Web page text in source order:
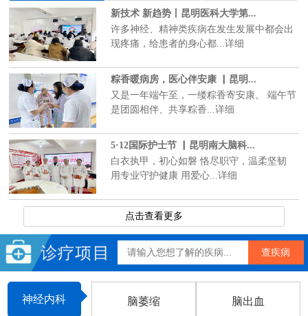
新技术 新趋势丨昆明医科大学第...
许多神经、精神类疾病在发生发展中都会出
现疼痛，给患者的身心都...详细
粽香暖病房，医心伴安康 ▏昆明...
又是一年端午至，一缕粽香寄安康。 端午节
是团圆相伴、共享粽香...详细
5·12国际护士节 ▏昆明南大脑科...
白衣执甲，初心如磐 恪尽职守，温柔坚韧
用专业守护健康 用爱心...详细
点击查看更多
神经内科 脑萎缩 脑出血